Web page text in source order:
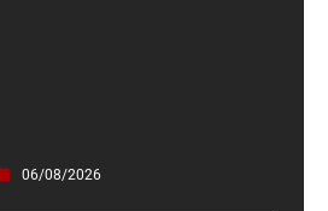
06/08/2026